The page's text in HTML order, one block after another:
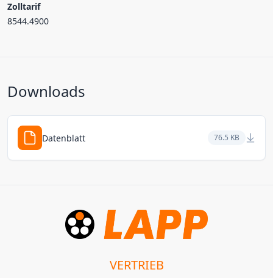
Zolltarif
8544.4900
Downloads
Datenblatt 76.5 KB
VERTRIEB